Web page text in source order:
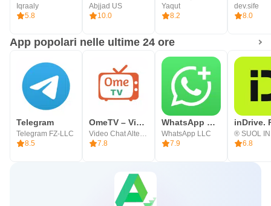
Iqraaly
5.8
Abjjad US
10.0
Yaqut
8.2
dev.sife
8.0
App popolari nelle ultime 24 ore
Telegram
Telegram FZ-LLC
8.5
OmeTV – Video Chat Alternativa
Video Chat Alternative
7.8
WhatsApp Business
WhatsApp LLC
7.9
6.8